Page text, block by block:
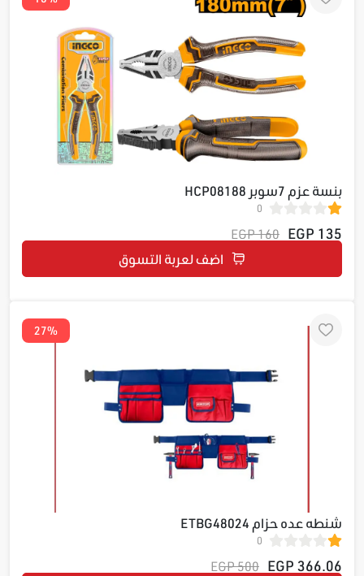
بنسة عزم 7سوبر HCP08188
0
135 EGP
160 EGP
اضف لعربة التسوق
27%
شنطه عده حزام ETBG48024
0
366.06 EGP
500 EGP